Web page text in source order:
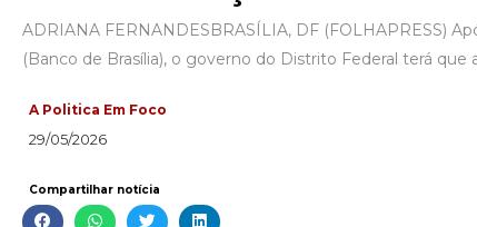
ADRIANA FERNANDESBRASÍLIA, DF (FOLHAPRESS)
(Banco de Brasília), o governo do Distrito Federal terá que
A Politica Em Foco
29/05/2026
Compartilhar notícia